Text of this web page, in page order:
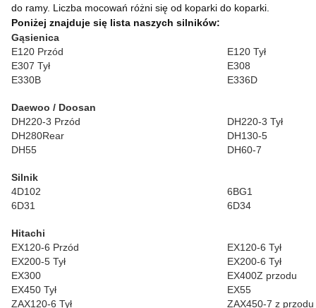
do ramy. Liczba mocowań różni się od koparki do koparki.
Poniżej znajduje się lista naszych silników:
Gąsienica
E120 Przód
E120 Tył
E307 Tył
E308
E330B
E336D
Daewoo / Doosan
DH220-3 Przód
DH220-3 Tył
DH280Rear
DH130-5
DH55
DH60-7
Silnik
4D102
6BG1
6D31
6D34
Hitachi
EX120-6 Przód
EX120-6 Tył
EX200-5 Tył
EX200-6 Tył
EX300
EX400Z przodu
EX450 Tył
EX55
ZAX120-6 Tył
ZAX450-7 z przodu